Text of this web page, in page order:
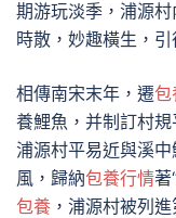
期游玩淡季，浦源
時散，妙趣橫生，
相傳南宋末年，遷包
養鯉魚，并制訂村
浦源村平易近與溪
風，歸納包養行情著
包養 ，浦源村被列